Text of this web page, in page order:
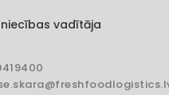
vadītāja